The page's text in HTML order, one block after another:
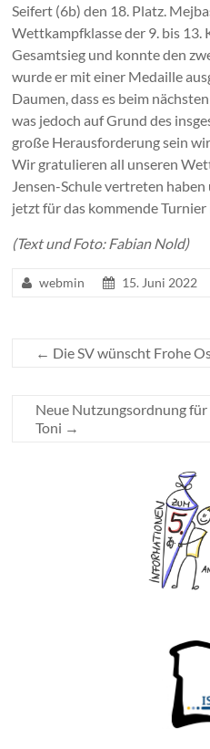
Seifert (6b) den 18. Platz.
Wettkampfklasse der 9. bis 13.
Gesamtsieg und konnte den
wurde er mit einer Medaille
Daumen, dass es beim
was jedoch auf Grund des
große Herausforderung sein
Wir gratulieren all unseren
Jensen-Schule vertreten
jetzt für das kommende
(Text und Foto: Fabian Nold)
webmin 15. Juni 2022
← Die SV wünscht Frohe
Neue Nutzungsordnung
Toni →